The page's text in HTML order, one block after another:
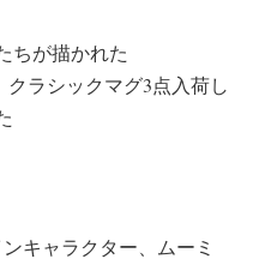
ちが描かれた
ラシックマグ3点入荷し
キャラクター、ムーミ